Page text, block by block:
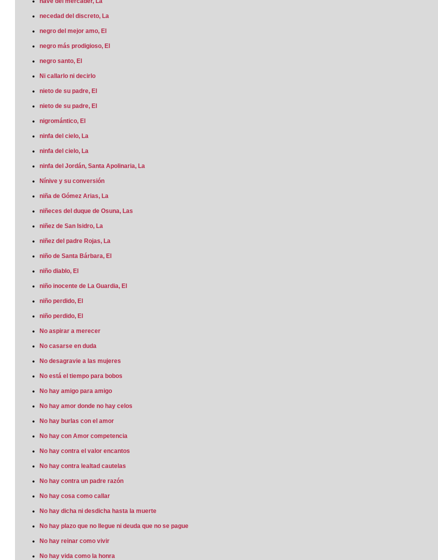
necedad del discreto, La
negro del mejor amo, El
negro más prodigioso, El
negro santo, El
Ni callarlo ni decirlo
nieto de su padre, El
nieto de su padre, El
nigromántico, El
ninfa del cielo, La
ninfa del cielo, La
ninfa del Jordán, Santa Apolinaria, La
Nínive y su conversión
niña de Gómez Arias, La
niñeces del duque de Osuna, Las
niñez de San Isidro, La
niñez del padre Rojas, La
niño de Santa Bárbara, El
niño diablo, El
niño inocente de La Guardia, El
niño perdido, El
niño perdido, El
No aspirar a merecer
No casarse en duda
No desagravie a las mujeres
No está el tiempo para bobos
No hay amigo para amigo
No hay amor donde no hay celos
No hay burlas con el amor
No hay con Amor competencia
No hay contra el valor encantos
No hay contra lealtad cautelas
No hay contra un padre razón
No hay cosa como callar
No hay dicha ni desdicha hasta la muerte
No hay plazo que no llegue ni deuda que no se pague
No hay reinar como vivir
No hay vida como la honra